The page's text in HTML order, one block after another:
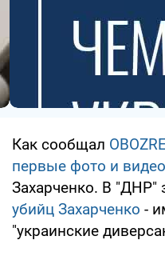
Как сообщал
первые фото и
Захарченко. В "ДНР"
убийц Захарченко -
"украинские